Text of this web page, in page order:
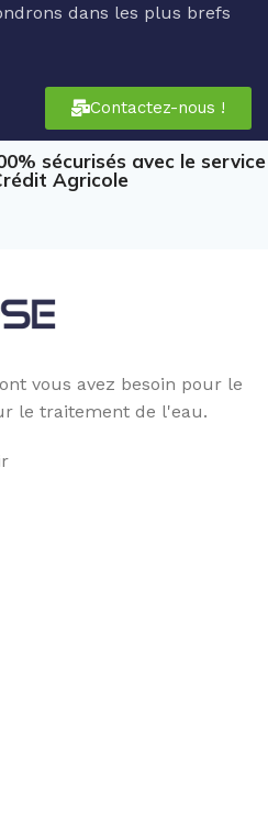
dans les plus brefs
Contactez-nous !
sécurisés avec le service
Agricole
vous avez besoin pour le
le traitement de l'eau.